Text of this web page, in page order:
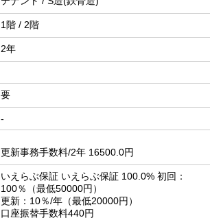
1階 / 2階
2年
要
-
更新事務手数料/2年 16500.0円
いえらぶ保証 いえらぶ保証 100.0% 初回：
100％（最低50000円）
更新：10％/年（最低20000円）
口座振替手数料440円